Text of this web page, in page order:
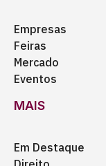
Empresas
Feiras
Mercado
Eventos
MAIS
Em Destaque